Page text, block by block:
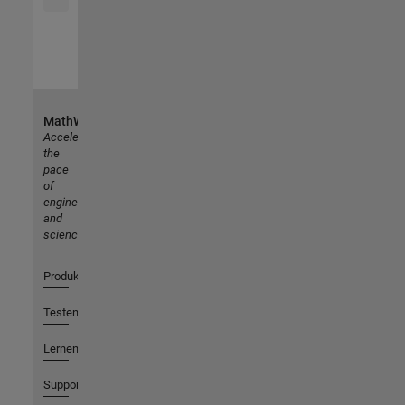
MathWorks
Accelerating
the
pace
of
engineering
and
science
Produkte
Testen oder Kaufen
Lernen
Support